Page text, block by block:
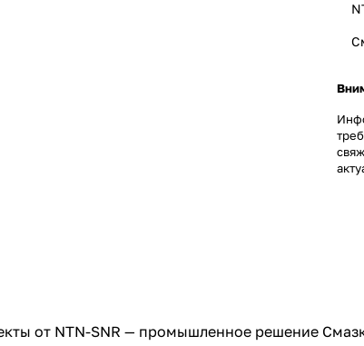
от NTN-SNR — промышленное решение